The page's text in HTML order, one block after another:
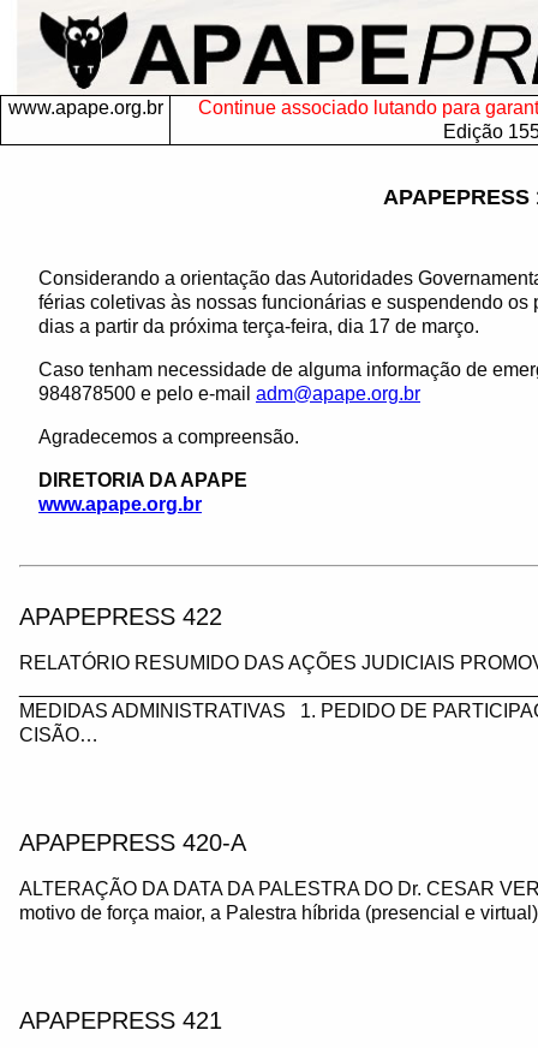
www.apape.org.br
Continue associado lutando para
Edição
APAPEPRESS
Considerando a orientação das Autoridades
férias coletivas às nossas funcionárias e suspendendo
dias a partir da próxima terça-feira, dia 17 de março.
Caso tenham necessidade de alguma informação de
984878500 e pelo e-mail adm@apape.org.br
Agradecemos a compreensão.
DIRETORIA DA APAPE
www.apape.org.br
APAPEPRESS 422
RELATÓRIO RESUMIDO DAS AÇÕES JUDICIAIS
MEDIDAS ADMINISTRATIVAS 1. PEDIDO DE
CISÃO…
APAPEPRESS 420-A
ALTERAÇÃO DA DATA DA PALESTRA DO Dr. CESAR
motivo de força maior, a Palestra híbrida (presencial e
APAPEPRESS 421